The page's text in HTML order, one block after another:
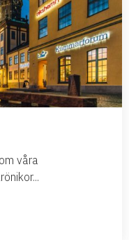
våra